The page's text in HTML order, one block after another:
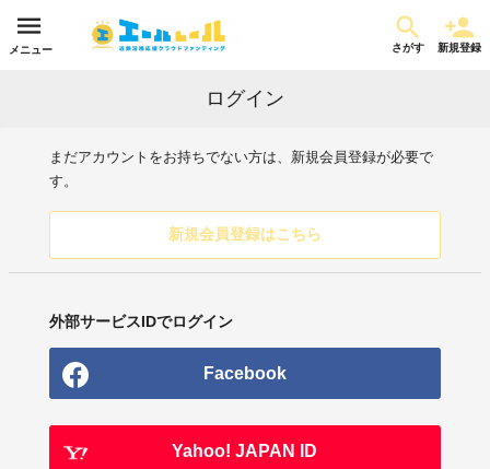
メニュー さがす 新規登録
ログイン
まだアカウントをお持ちでない方は、新規会員登録が必要で
す。
新規会員登録はこちら
外部サービスIDでログイン
Facebook
Yahoo! JAPAN ID